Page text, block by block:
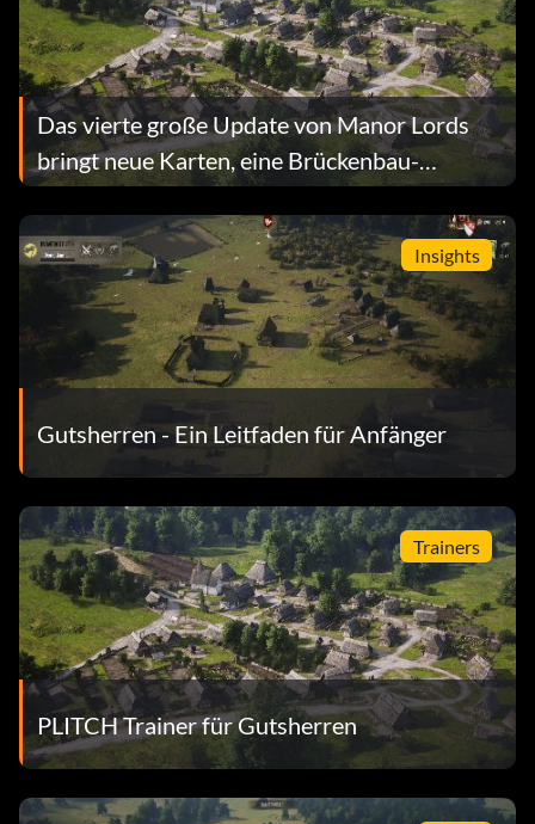
Das vierte große Update von Manor Lords
bringt neue Karten, eine Brückenbau-
Mechanik und mehr
Insights
Gutsherren - Ein Leitfaden für Anfänger
Trainers
PLITCH Trainer für Gutsherren